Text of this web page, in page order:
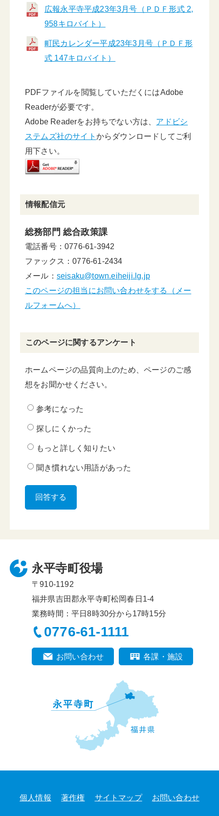
広報永平寺平成23年3月号（ＰＤＦ形式 2,
958キロバイト）
町民カレンダー平成23年3月号（ＰＤＦ形
式 147キロバイト）
PDFファイルを閲覧していただくにはAdobe
Readerが必要です。
Adobe Readerをお持ちでない方は、 アドビシ
ステムズ社のサイト からダウンロードしてご利
用下さい。
情報配信元
総務部門 総合政策課
電話番号：0776-61-3942
ファックス：0776-61-2434
メール： seisaku@town.eiheiji.lg.jp
このページの担当にお問い合わせをする（メー
ルフォームへ）
このページに関するアンケート
ホームページの品質向上のため、ページのご感
想をお聞かせください。
参考になった
探しにくかった
もっと詳しく知りたい
聞き慣れない用語があった
永平寺町役場
〒910-1192
福井県吉田郡永平寺町松岡春日1-4
業務時間：平日8時30分から17時15分
0776-61-1111
お問い合わせ 各課・施設
個人情報 著作権 サイトマップ お問い合わせ